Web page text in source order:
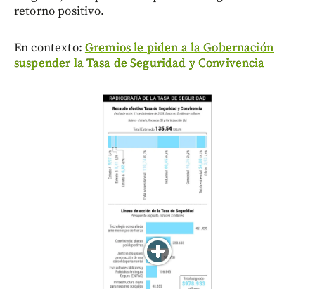
retorno positivo.
En contexto: Gremios le piden a la Gobernación
suspender la Tasa de Seguridad y Convivencia